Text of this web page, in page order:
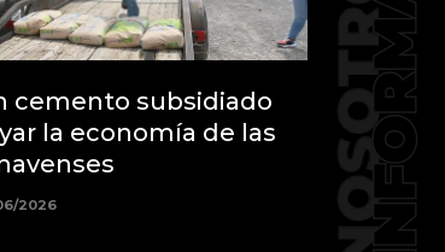
cemento subsidiado
la economía de las
2026